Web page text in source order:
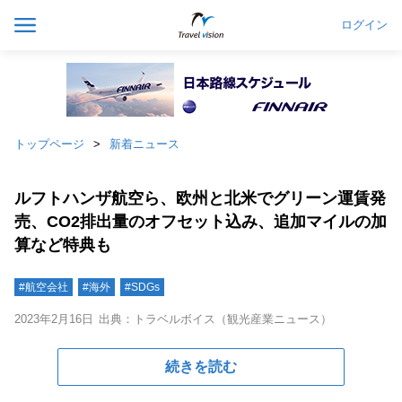
ログイン
トップページ 新着ニュース
ルフトハンザ航空ら、欧州と北米でグリーン運賃発
売、CO2排出量のオフセット込み、追加マイルの加
算など特典も
#航空会社 #海外 #SDGs
2023年2月16日 出典：トラベルボイス（観光産業ニュース）
続きを読む